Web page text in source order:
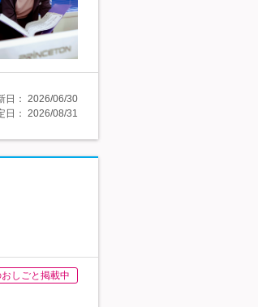
日： 2026/06/30
日： 2026/08/31
しごと掲載中